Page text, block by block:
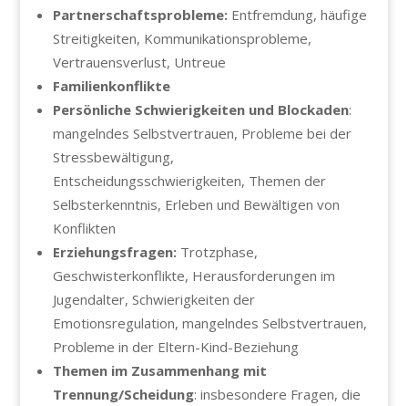
Partnerschaftsprobleme:Entfremdung, häufige
Streitigkeiten, Kommunikationsprobleme,
Vertrauensverlust, Untreue
Familienkonflikte
Persönliche Schwierigkeiten und Blockaden:
mangelndes Selbstvertrauen, Probleme bei der
Stressbewältigung,
Entscheidungsschwierigkeiten, Themen der
Selbsterkenntnis, Erleben und Bewältigen von
Konflikten
Erziehungsfragen:Trotzphase,
Geschwisterkonflikte, Herausforderungen im
Jugendalter, Schwierigkeiten der
Emotionsregulation, mangelndes Selbstvertrauen,
Probleme in der Eltern-Kind-Beziehung
Themen im Zusammenhang mit
Trennung/Scheidung: insbesondere Fragen, die